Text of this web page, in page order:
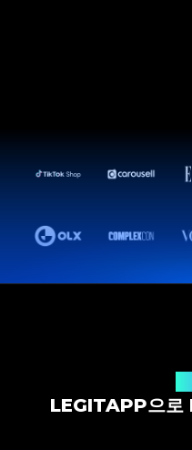
LEGITAPP으로